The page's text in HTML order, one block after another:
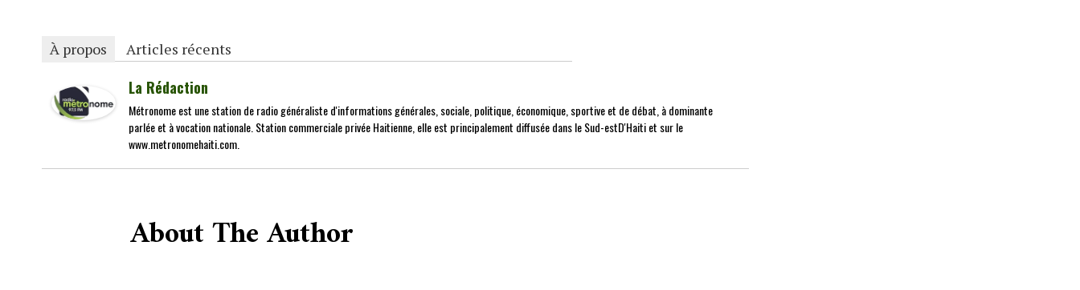
À propos Articles récents
La Rédaction
Métronome est une station de radio généraliste d'informations générales, sociale, politique, économique, sportive et de débat, à dominante
parlée et à vocation nationale. Station commerciale privée Haitienne, elle est principalement diffusée dans le Sud-estD'Haiti et sur le
www.metronomehaiti.com.
About The Author